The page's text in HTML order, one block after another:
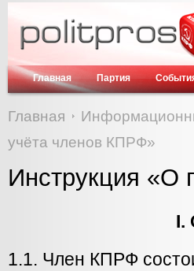
Главная Партия
Главная
учёта членов КПРФ»
Инструкция «О
I.
1.1. Член КПРФ